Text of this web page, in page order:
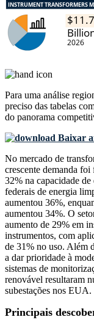
Para uma análise
preciso das tabelas
do panorama
Baixar
No mercado de
crescente demanda
32% na capacidade
federais de energia
aumentou 36%,
aumentou 34%. O
aumento de 29% em
instrumentos, com
de 31% no uso. Além
a dar prioridade à
sistemas de
renovável resultaram
subestações nos EUA.
Principais